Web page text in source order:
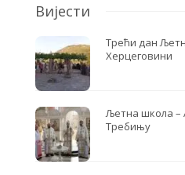
Вијести
Трећи дан
Херцеговини
Љетна школа –
Требињу